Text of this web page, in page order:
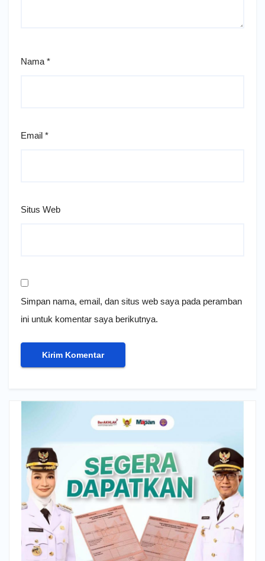
Nama *
Email *
Situs Web
Simpan nama, email, dan situs web saya pada peramban
ini untuk komentar saya berikutnya.